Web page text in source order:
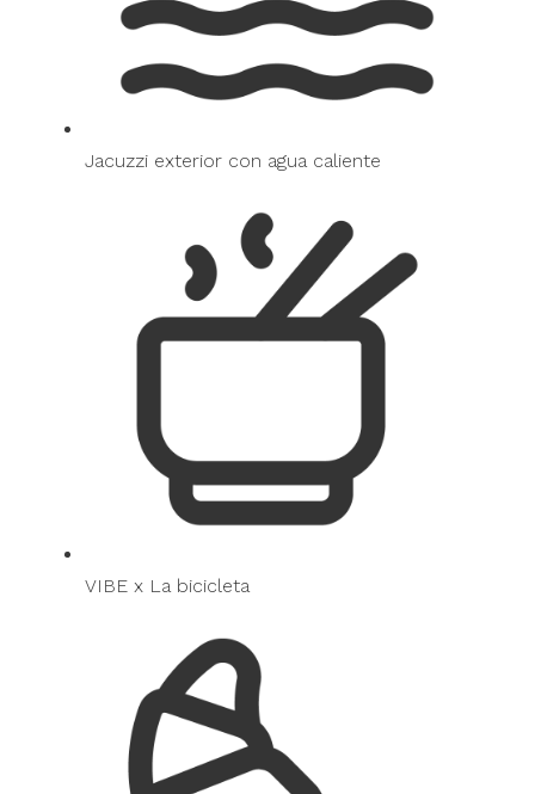
Jacuzzi exterior con agua caliente
VIBE x La bicicleta